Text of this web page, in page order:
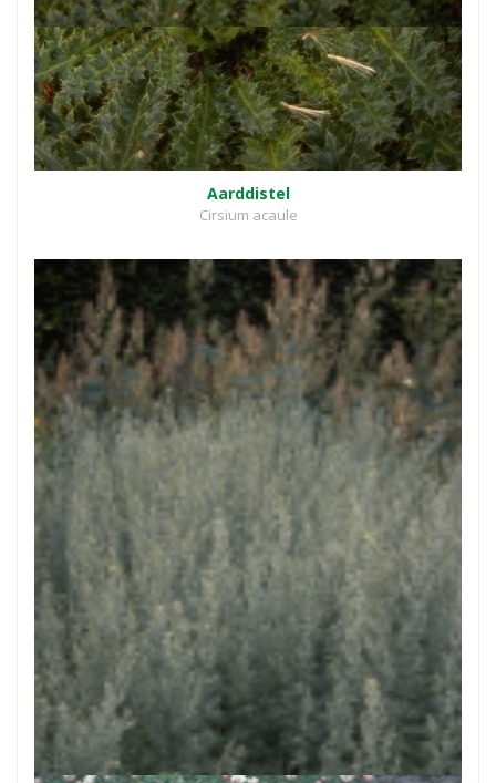
Aarddistel
Cirsium acaule
Absintalsem
Artemisia absinthium